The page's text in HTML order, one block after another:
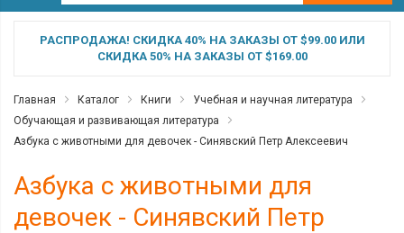
РАСПРОДАЖА! СКИДКА 40% НА ЗАКАЗЫ ОТ $99.00 ИЛИ
СКИДКА 50% НА ЗАКАЗЫ ОТ $169.00
Главная Каталог Книги
Учебная и научная литература
Обучающая и развивающая литература
Азбука с животными для девочек - Синявский Петр Алексеевич
Азбука с животными для
девочек - Синявский Петр